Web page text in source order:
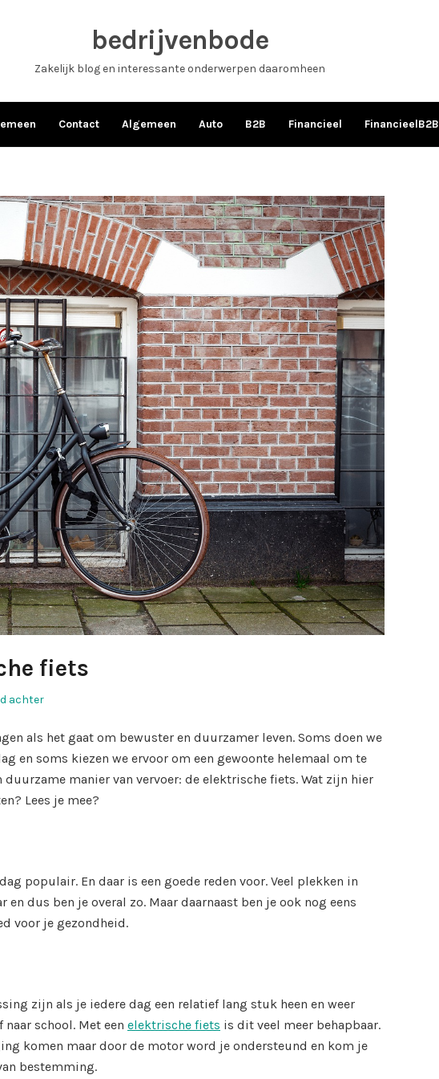
bedrijvenbode
Zakelijk blog en interessante onderwerpen daaromheen
Contact Algemeen Auto B2B Financieel FinancieelB2B
fiets
achter
als het gaat om bewuster en duurzamer leven. Soms doen we
en soms kiezen we ervoor om een gewoonte helemaal om te
manier van vervoer: de elektrische fiets. Wat zijn hier
Lees je mee?
populair. En daar is een goede reden voor. Veel plekken in
dus ben je overal zo. Maar daarnaast ben je ook nog eens
voor je gezondheid.
zijn als je iedere dag een relatief lang stuk heen en weer
school. Met een elektrische fiets is dit veel meer behapbaar.
komen maar door de motor word je ondersteund en kom je
bestemming.